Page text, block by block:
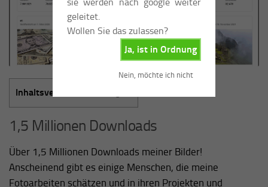
geleitet.
Wollen Sie das zulassen?
Ja, ist in Ordnung
Nein, möchte ich nicht
Inhaltsverzeichnis
1,5 Millionen Downloads
Über 1,5 Millionen Downloads meiner Bilder!
Anscheinend gibt es einige Menschen, die meine
Fotoarbeiten schätzen und in ihren Projekten und